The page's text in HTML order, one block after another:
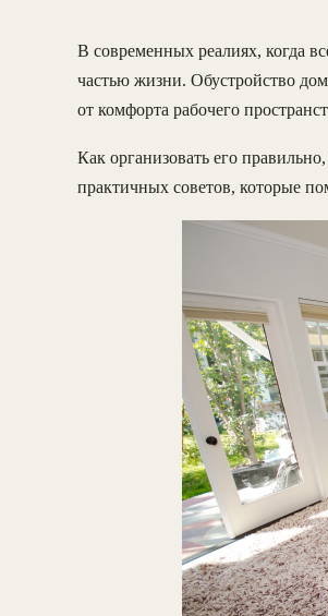
В современных реалиях, когда
частью жизни. Обустройство
от комфорта рабочего
Как организовать его
практичных советов, которые